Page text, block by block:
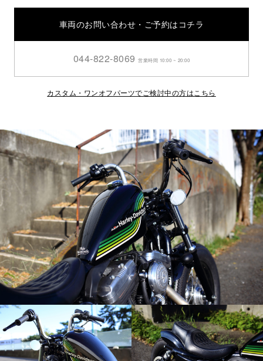
車両のお問い合わせ・ご予約はコチラ
044-822-8069営業時間 10:00 ~ 20:00
カスタム・ワンオフパーツでご検討中の方はこちら